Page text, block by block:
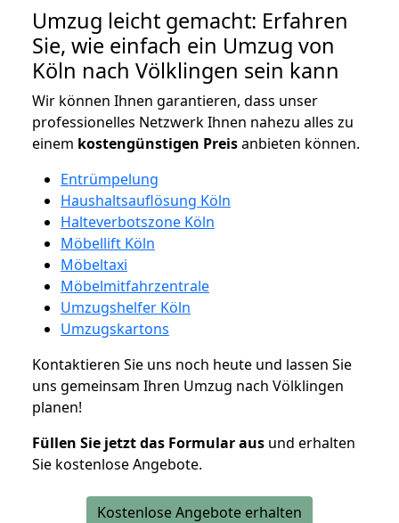
Umzug leicht gemacht: Erfahren
Sie, wie einfach ein Umzug von
Köln nach Völklingen sein kann
Wir können Ihnen garantieren, dass unser
professionelles Netzwerk Ihnen nahezu alles zu
einem kostengünstigen Preisanbieten können.
Entrümpelung
Haushaltsauflösung Köln
Halteverbotszone Köln
Möbellift Köln
Möbeltaxi
Möbelmitfahrzentrale
Umzugshelfer Köln
Umzugskartons
Kontaktieren Sie uns noch heute und lassen Sie
uns gemeinsam Ihren Umzug nach Völklingen
planen!
Füllen Sie jetzt das Formular aus und erhalten
Sie kostenlose Angebote.
Kostenlose Angebote erhalten